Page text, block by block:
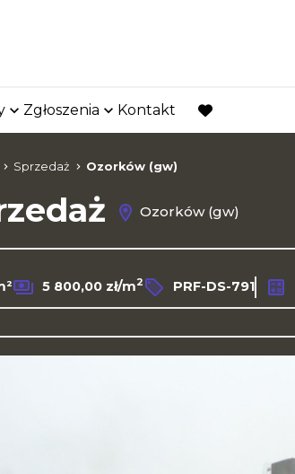
Zgłoszenia Kontakt
favorite
Sprzedaż Ozorków (gw)
Ozorków (gw)
5 800,00 zł/m2 PRF-DS-791